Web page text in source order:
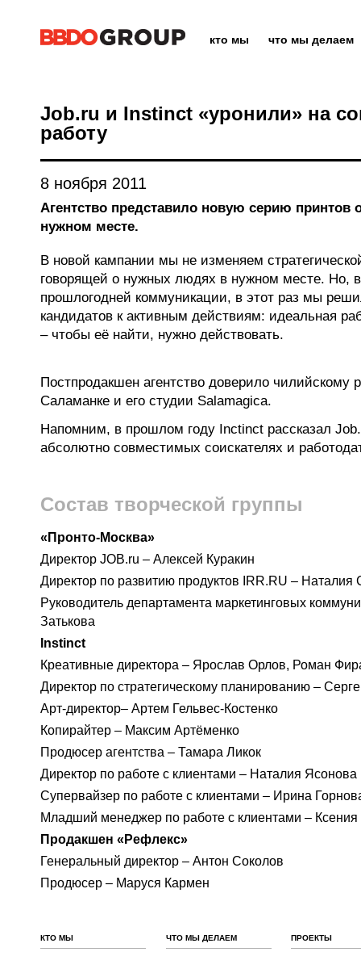
кто мы что мы делаем
Job.ru и Instinct «уронили» на
работу
8 ноября 2011
Агентство представило новую серию
нужном месте.
В новой кампании мы не изменяем
говорящей о нужных людях в нужном месте. Но,
прошлогодней коммуникации, в этот раз мы
кандидатов к активным действиям: идеальная
– чтобы её найти, нужно действовать.
Постпродакшен агентство доверило чилийскому
Саламанке и его студии Salamagica.
Напомним, в прошлом году Inctinct рассказал
абсолютно совместимых соискателях и
Состав творческой группы
«Пронто-Москва»
Директор JOB.ru – Алексей Куракин
Директор по развитию продуктов IRR.RU – Наталия
Руководитель департамента маркетинговых
Затькова
Instinct
Креативные директора – Ярослав Орлов, Роман
Директор по стратегическому планированию –
Арт-директор– Артем Гельвес-Костенко
Копирайтер – Максим Артёменко
Продюсер агентства – Тамара Ликок
Директор по работе с клиентами – Наталия Ясонова
Супервайзер по работе с клиентами – Ирина
Младший менеджер по работе с клиентами –
Продакшен «Рефлекс»
Генеральный директор – Антон Соколов
Продюсер – Маруся Кармен
КТО МЫ ЧТО МЫ ДЕЛАЕМ ПРОЕКТЫ